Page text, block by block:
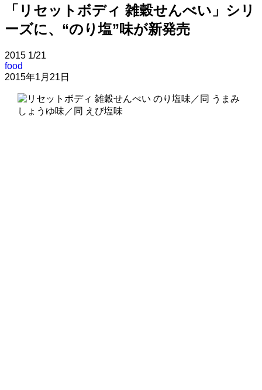
「リセットボディ 雑穀せんべい」シリ
ーズに、“のり塩”味が新発売
2015 1/21
food
2015年1月21日